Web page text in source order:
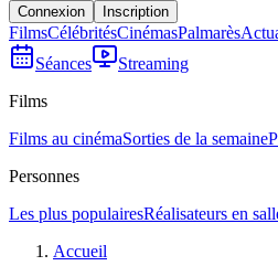
Connexion Inscription
FilmsCélébritésCinémasPalmarès
Séances
Streaming
Films
Films au cinémaSorties de la semaine
Personnes
Les plus populairesRéalisateurs en
Accueil